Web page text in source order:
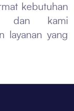
kebutuhan
dan kami
layanan yang